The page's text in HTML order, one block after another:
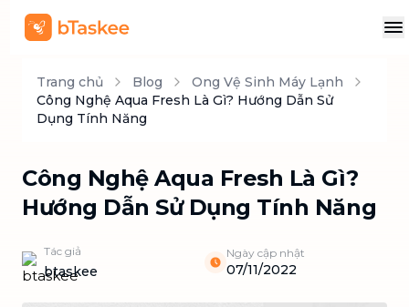
Trang chủ Blog
Ong Vệ Sinh Máy Lạnh
Công Nghệ Aqua Fresh Là Gì? Hướng Dẫn Sử
Dụng Tính Năng
Công Nghệ Aqua Fresh Là Gì?
Hướng Dẫn Sử Dụng Tính Năng
Tác giả
btaskee
Ngày cập nhật
07/11/2022